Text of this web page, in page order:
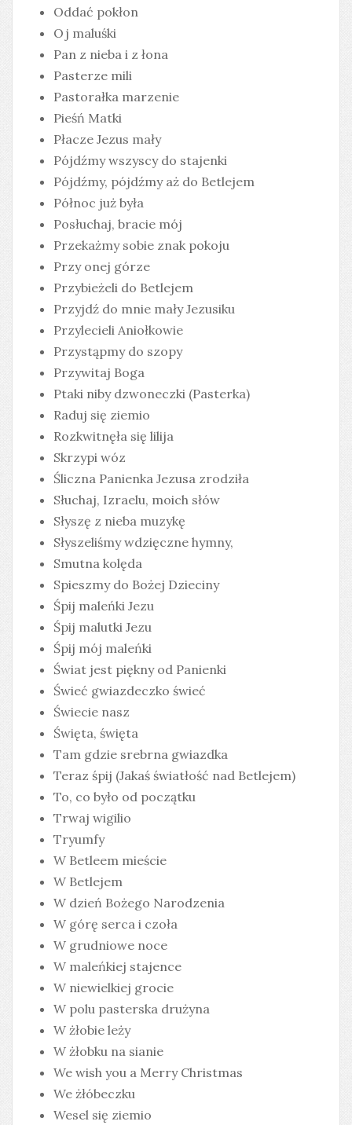
Oddać pokłon
Oj maluśki
Pan z nieba i z łona
Pasterze mili
Pastorałka marzenie
Pieśń Matki
Płacze Jezus mały
Pójdźmy wszyscy do stajenki
Pójdźmy, pójdźmy aż do Betlejem
Północ już była
Posłuchaj, bracie mój
Przekażmy sobie znak pokoju
Przy onej górze
Przybieżeli do Betlejem
Przyjdź do mnie mały Jezusiku
Przylecieli Aniołkowie
Przystąpmy do szopy
Przywitaj Boga
Ptaki niby dzwoneczki (Pasterka)
Raduj się ziemio
Rozkwitnęła się lilija
Skrzypi wóz
Śliczna Panienka Jezusa zrodziła
Słuchaj, Izraelu, moich słów
Słyszę z nieba muzykę
Słyszeliśmy wdzięczne hymny,
Smutna kolęda
Spieszmy do Bożej Dzieciny
Śpij maleńki Jezu
Śpij malutki Jezu
Śpij mój maleńki
Świat jest piękny od Panienki
Świeć gwiazdeczko świeć
Świecie nasz
Święta, święta
Tam gdzie srebrna gwiazdka
Teraz śpij (Jakaś światłość nad Betlejem)
To, co było od początku
Trwaj wigilio
Tryumfy
W Betleem mieście
W Betlejem
W dzień Bożego Narodzenia
W górę serca i czoła
W grudniowe noce
W maleńkiej stajence
W niewielkiej grocie
W polu pasterska drużyna
W żłobie leży
W żłobku na sianie
We wish you a Merry Christmas
We żłóbeczku
Wesel się ziemio